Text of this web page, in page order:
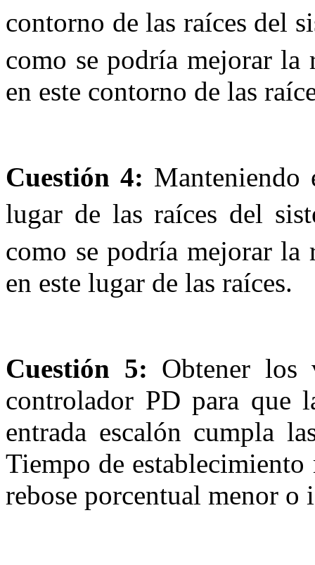
contorno de las raíces del
como se podría mejorar la
en este contorno de las
Cuestión 4:
lugar de las raíces del
como se podría mejorar la
en este lugar de las raíces.
Cuestión 5: Obtener los
controlador PD para que
entrada escalón cumpla
Tiempo de
rebose porcentual menor o